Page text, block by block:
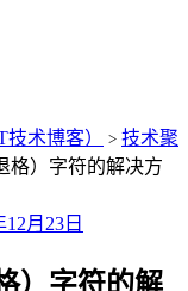
术博客） > 技术聚
格）字符的解决方
12月23日
）字符的解